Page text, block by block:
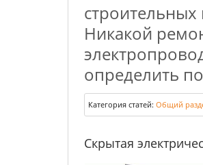
строительных
Никакой
определить
Категория статей: Общий
Скрытая